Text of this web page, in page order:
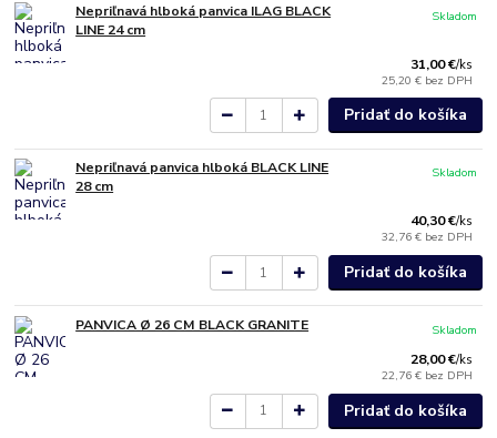
Nepriľnavá hlboká panvica ILAG BLACK
LINE 24 cm
31,00 €/ks
25,20 € bez DPH
Skladom
Pridať do košíka
Nepriľnavá panvica hlboká BLACK LINE
28 cm
40,30 €/ks
32,76 € bez DPH
Skladom
Pridať do košíka
PANVICA Ø 26 CM BLACK GRANITE
28,00 €/ks
22,76 € bez DPH
Skladom
Pridať do košíka